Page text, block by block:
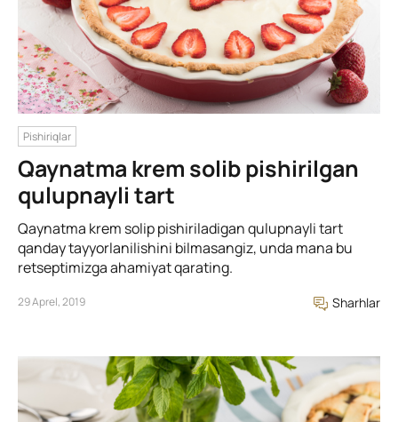
Pishiriqlar
Qaynatma krem solib pishirilgan
qulupnayli tart
Qaynatma krem solip pishiriladigan qulupnayli tart
qanday tayyorlanilishini bilmasangiz, unda mana bu
retseptimizga ahamiyat qarating.
29 Aprel, 2019 Sharhlar